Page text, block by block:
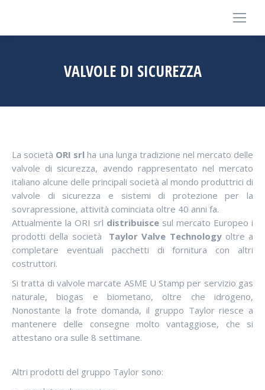
VALVOLE DI SICUREZZA
La società ORI srlha una lunga tradizione nel mercato delle
valvole di sicurezza, avendo rappresentato nel mercato
italiano alcune delle principali società al mondo produttrici di
valvole di sicurezza e sistemi di protezione per la
sovrapressione, attività cominciata oltre 40 anni fa.
Attualmente la ORI srl distribuisce sul mercato Europeo i
prodotti della società Taylor Valve Technologyoltre a
completare eventuali pacchetti di fornitura con altri
costruttori.
Si tratta di valvole marcate ASME U Stamp per servizio gas
naturale, biogas e biometano, oltre che idrogeno,
Nonostante la frote domanda, il gruppo Taylor riesce a
mantenere delle consegne molto vantaggiose, che si
attestano ora sulle 8 settimane.
Altri prodotti del gruppo Taylor sono: